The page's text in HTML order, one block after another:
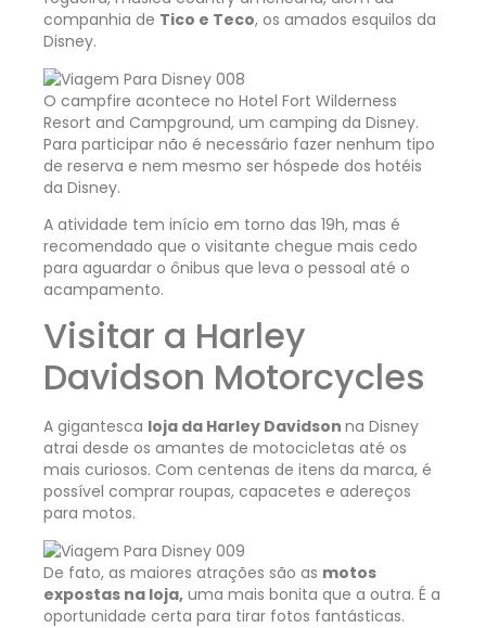
companhia de Tico e Teco, os amados esquilos da
Disney.
O campfire acontece no Hotel Fort Wilderness
Resort and Campground, um camping da Disney.
Para participar não é necessário fazer nenhum tipo
de reserva e nem mesmo ser hóspede dos hotéis
da Disney.
A atividade tem início em torno das 19h, mas é
recomendado que o visitante chegue mais cedo
para aguardar o ônibus que leva o pessoal até o
acampamento.
Visitar a Harley
Davidson Motorcycles
A gigantesca loja da Harley Davidson na Disney
atrai desde os amantes de motocicletas até os
mais curiosos. Com centenas de itens da marca, é
possível comprar roupas, capacetes e adereços
para motos.
De fato, as maiores atrações são as motos
expostas na loja, uma mais bonita que a outra. É a
oportunidade certa para tirar fotos fantásticas.